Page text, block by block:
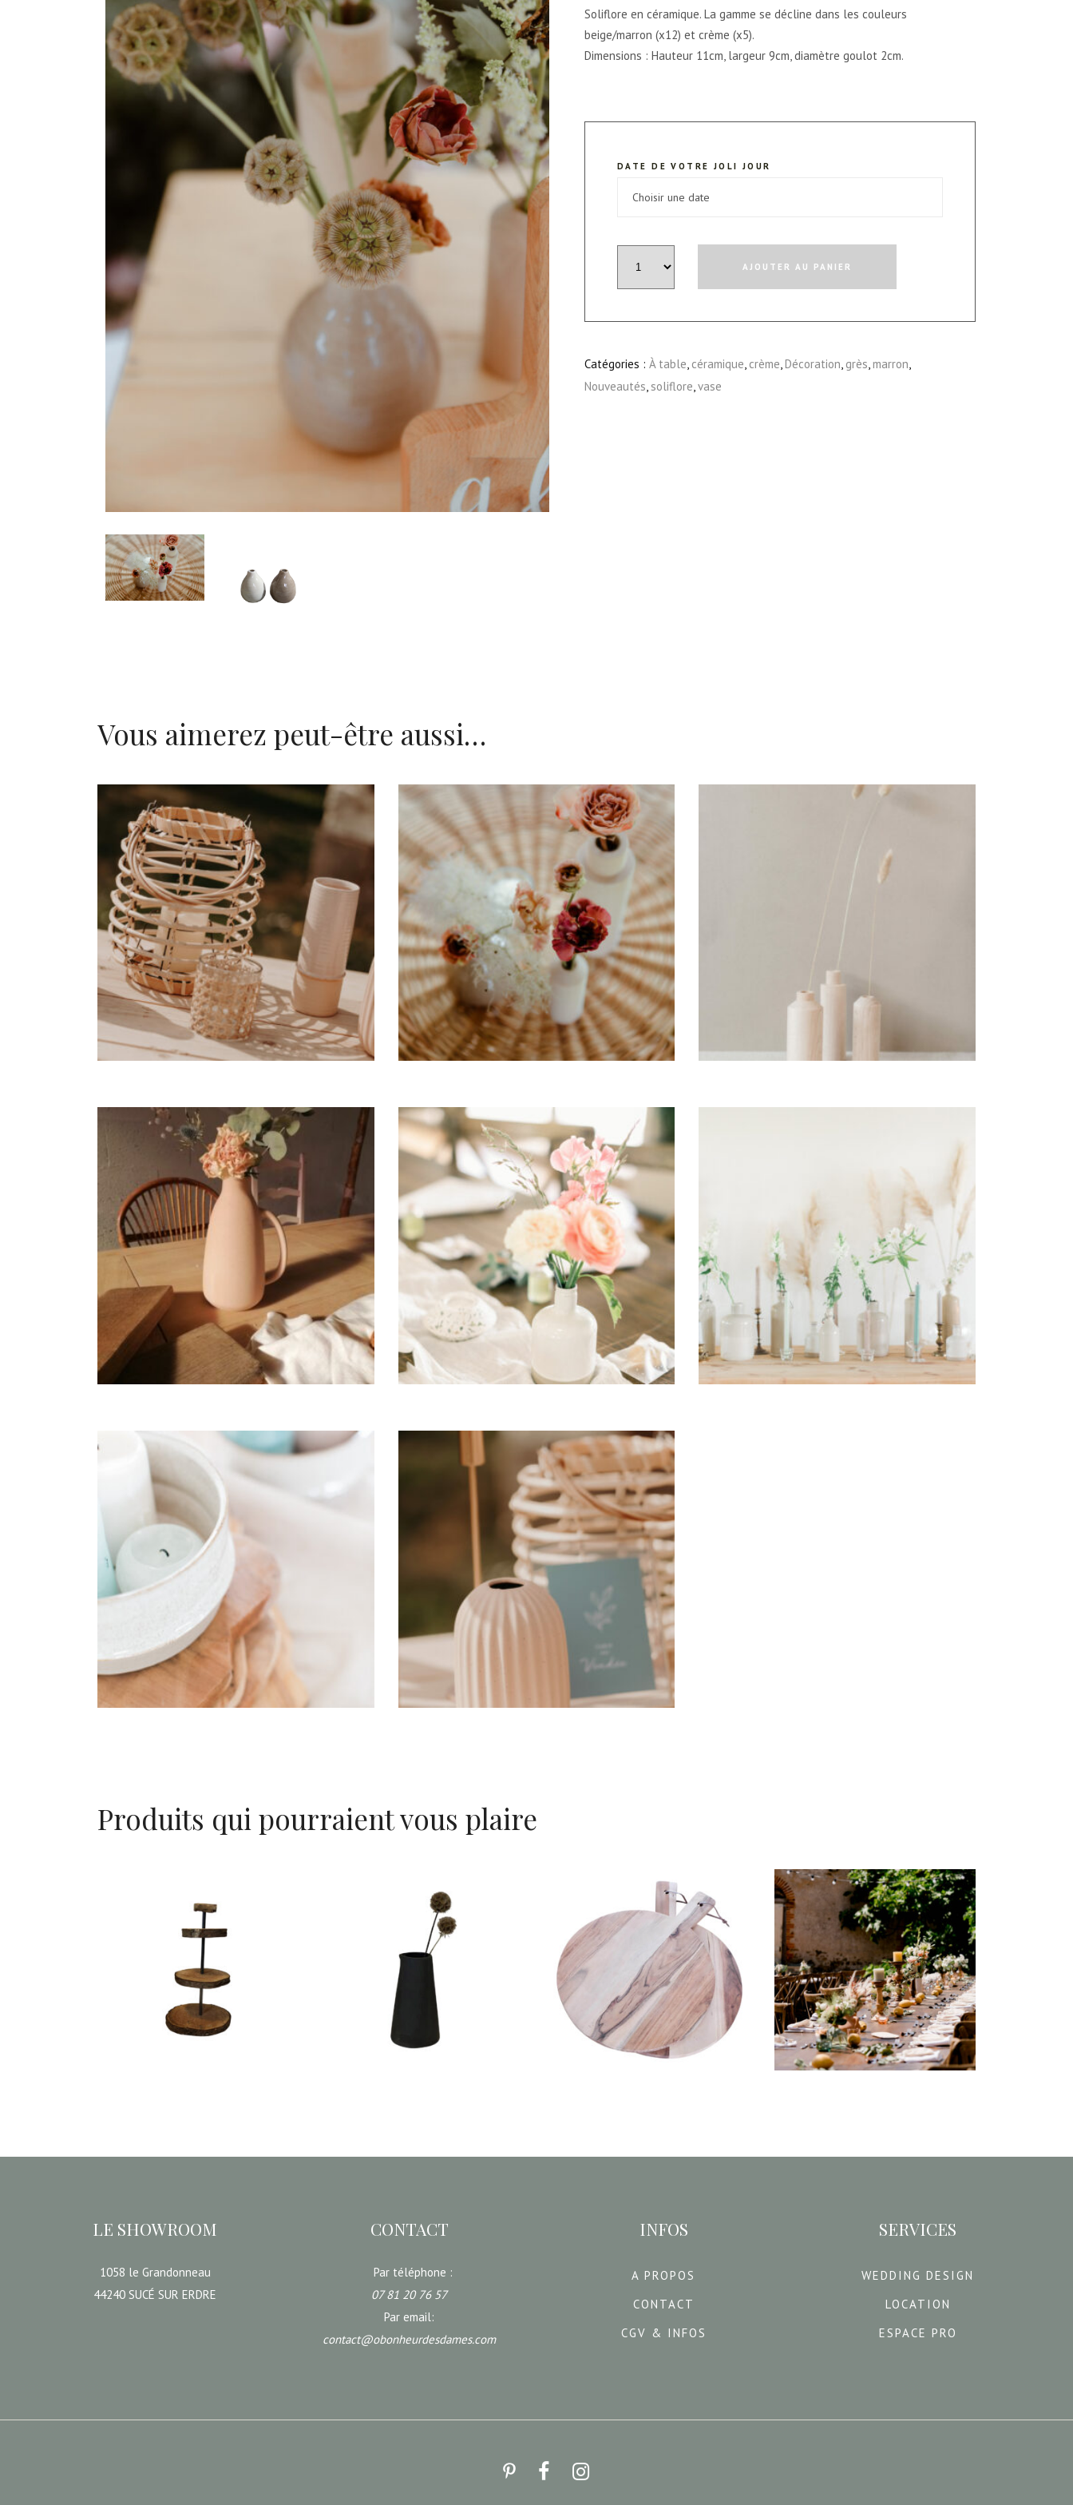
Soliflore en céramique. La gamme se décline dans les couleurs
beige/marron (x12) et crème (x5).
Dimensions : Hauteur 11cm, largeur 9cm, diamètre goulot 2cm.
DATE DE VOTRE JOLI JOUR
soliflore
AJOUTER AU PANIER
Catégories : À table, céramique, crème,Décoration, grès,marron,
Nouveautés,soliflore,vase
Vous aimerez peut-être aussi…
Vase Margaux
3,80€
Lot de 3 soliflores Bois
« Gustave » – Grand
10,80 €
Lot de 3 soliflores Bois « Adèle-
Rose » – Petit
Vase Polin en grés blush Mini Vase « Grés » – Bertille
3,80€
Bouteille « Grès »
4,30
Bol Céramique « Hermosa »
4,70
Vase Paola en grés blush
3,60€
Produits qui pourraient vous plaire
Serviteur Bois
« Justine »
6,60
Pichet à lait en grès gris
anthracite « Sofia »
€
Planche « Acacia »
5,10€
Bougeoir bois –
« Appoline «
2,50€
LE SHOWROOM
1058 le Grandonneau
44240 SUCÉ SUR ERDRE
CONTACT
Par téléphone :
07 81 20 76 57
Par email:
contact@obonheurdesdames.com
INFOS
A PROPOS
CONTACT
CGV & INFOS
SERVICES
WEDDING DESIGN
LOCATION
ESPACE PRO